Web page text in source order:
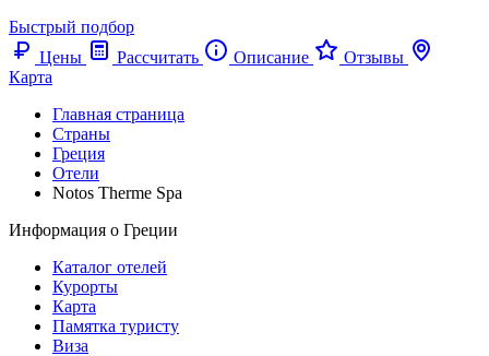
Быстрый подбор
Цены
Рассчитать Описание
Отзывы
Карта
Главная страница
Cтраны
Греция
Отели
Notos Therme Spa
Информация о Греции
Каталог отелей
Курорты
Карта
Памятка туристу
Виза